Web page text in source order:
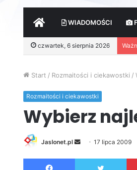
START WIADOMOŚCI
czwartek, 6 sierpnia 2026
Start / Rozmaitości i ciekawostki /
Rozmaitości i ciekawostki
Wybierz
Jaslonet.pl 17 lipca 2009
Facebook Twitter